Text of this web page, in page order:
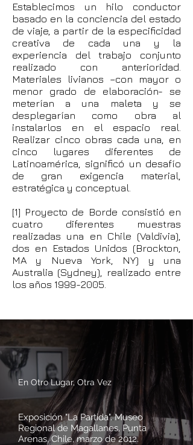
Establecimos un hilo conductor
basado en la conciencia del estado
de viaje, a partir de la especificidad
creativa de cada una y la
experiencia del trabajo conjunto
realizado con anterioridad.
Materiales livianos –con mayor o
menor grado de elaboración- se
meterían a una maleta y se
desplegarían como obra al
instalarlos en el espacio real.
Realizar cinco obras cada una, en
cinco lugares diferentes de
Latinoamérica, significó un desafío
de gran exigencia material,
estratégica y conceptual.
[1] Proyecto de Borde consistió en
cuatro diferentes muestras
realizadas una en Chile (Valdivia),
dos en Estados Unidos (Brockton,
MA y Nueva York, NY) y una
Australia (Sydney), realizado entre
los años 1999-2005.
En Otro Lugar, Otra Vez
Exposición "La Partida". Museo
Regional de Magallanes, Punta
Arenas, Chile, marzo de 2012.